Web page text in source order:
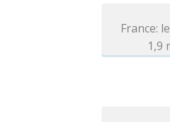
France:
1,9